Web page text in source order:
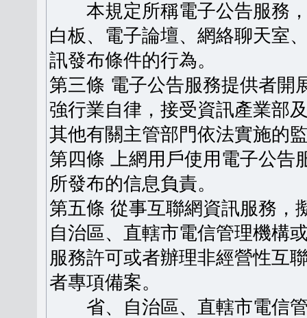
本規定所稱電子公告服務，
白板、電子論壇、網絡聊天室
訊發布條件的行為。
第三條 電子公告服務提供者開
強行業自律，接受資訊產業部
其他有關主管部門依法實施的
第四條 上網用戶使用電子公告
所發布的信息負責。
第五條 從事互聯網資訊服務，
自治區、直轄市電信管理機構
服務許可或者辦理非經營性互
者專項備案。
省、自治區、直轄市電信管